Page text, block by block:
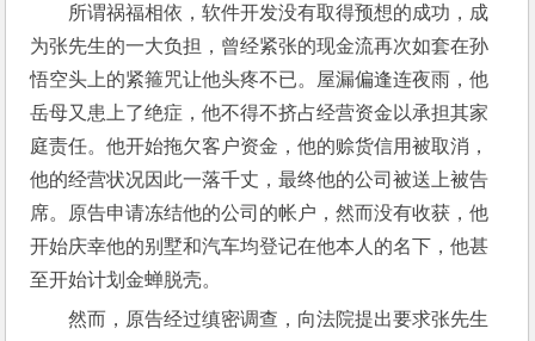
所谓祸福相依，软件开发没有取得预想的成功，成
为张先生的一大负担，曾经紧张的现金流再次如套在孙
悟空头上的紧箍咒让他头疼不已。屋漏偏逢连夜雨，他
岳母又患上了绝症，他不得不挤占经营资金以承担其家
庭责任。他开始拖欠客户资金，他的赊货信用被取消，
他的经营状况因此一落千丈，最终他的公司被送上被告
席。原告申请冻结他的公司的帐户，然而没有收获，他
开始庆幸他的别墅和汽车均登记在他本人的名下，他甚
至开始计划金蝉脱壳。
然而，原告经过缜密调查，向法院提出要求张先生